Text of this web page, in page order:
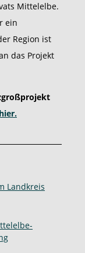
Mittelelbe.
ein
Region ist
das Projekt
Landkreis